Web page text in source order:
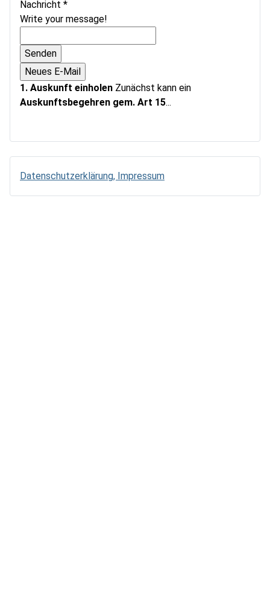
Nachricht *
Write your message!
1. Auskunft einholen Zunächst kann ein
Auskunftsbegehren gem. Art 15...
Datenschutzerklärung, Impressum